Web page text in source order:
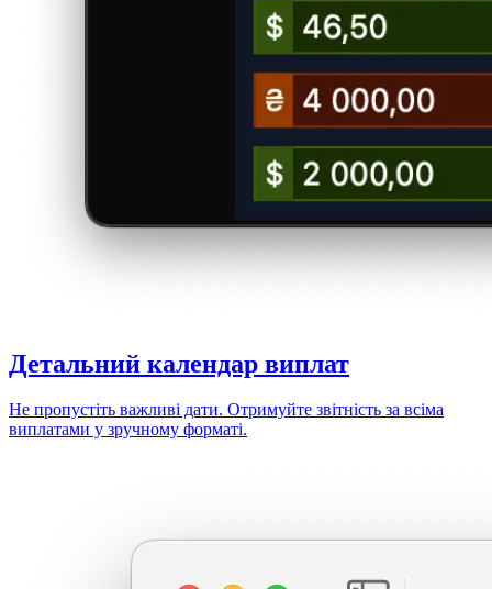
Детальний календар виплат
Не пропустіть важливі дати. Отримуйте звітність за всіма
виплатами у зручному форматі.